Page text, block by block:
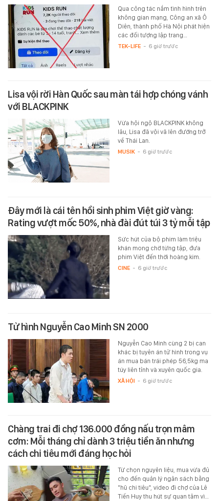
Qua công tác nắm tình hình trên
không gian mạng, Công an xã Ô
Diên, thành phố Hà Nội phát hiện
các đối tượng lập trang…
TEK-LIFE - 6 giờ trước
Lisa vội rời Hàn Quốc sau màn tái hợp chóng vánh
với BLACKPINK
Vừa hội ngộ BLACKPINK không
lâu, Lisa đã vội vã lên đường trở
về Thái Lan.
MUSIK - 6 giờ trước
Đây mới là cái tên hồi sinh phim Việt giờ vàng:
Rating vượt mốc 50%, nhà đài đút túi 3 tỷ mỗi tập
Sức hút của bộ phim làm triệu
khán mong chờ từng tập, đưa
phim Việt đến thời hoàng kim.
CINE - 6 giờ trước
Tử hình Nguyễn Cao Minh SN 2000
Nguyễn Cao Minh cùng 2 bị can
khác bị tuyên án tử hình trong vụ
án mua bán trái phép 56,5kg ma
túy liên tỉnh và xuyên quốc gia.
XÃ HỘI - 6 giờ trước
Chàng trai đi chợ 136.000 đồng nấu trọn mâm
cơm: Mỗi tháng chỉ dành 3 triệu tiền ăn nhưng
cách chi tiêu mới đáng học hỏi
Từ chọn nguyên liệu, mua vừa đủ
cho đến quản lý ngân sách bằng
"hũ chi tiêu", video đi chợ của Lê
Tiến Huy thu hút sự quan tâm vì…